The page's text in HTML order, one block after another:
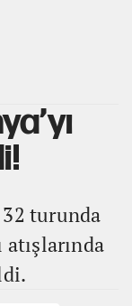
32 turunda
atışlarında